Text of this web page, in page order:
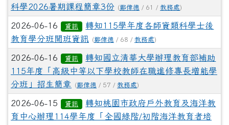
科學2026暑期課程簡章3份 (鄭偉德 / 61 / 教務處)
2026-06-16 資訊
轉知115學年度各師資類科學士後
教育學分班開班資訊
(鄭偉德 / 68 / 教務處)
2026-06-16 資訊
轉知國立清華大學辦理教育部補助
115年度「高級中等以下學校教師在職進修專長增能學
分班」招生簡章
(鄭偉德 / 57 / 教務處)
2026-06-15 資訊
轉知桃園市政府戶外教育及海洋教
育中心辦理114學年度「全國綠階/初階海洋教育者培